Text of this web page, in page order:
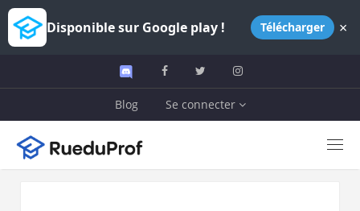
Disponible sur Google play ! Télécharger ×
Blog Se connecter